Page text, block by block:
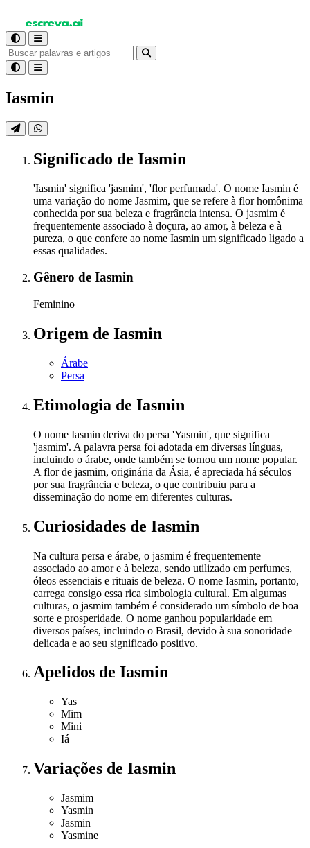
Iasmin
Significado de Iasmin
'Iasmin' significa 'jasmim', 'flor perfumada'. O nome Iasmin é
uma variação do nome Jasmim, que se refere à flor homônima
conhecida por sua beleza e fragrância intensa. O jasmim é
frequentemente associado à doçura, ao amor, à beleza e à
pureza, o que confere ao nome Iasmin um significado ligado a
essas qualidades.
Gênero de Iasmin
Feminino
Origem de Iasmin
Árabe
Persa
Etimologia de Iasmin
O nome Iasmin deriva do persa 'Yasmin', que significa
'jasmim'. A palavra persa foi adotada em diversas línguas,
incluindo o árabe, onde também se tornou um nome popular.
A flor de jasmim, originária da Ásia, é apreciada há séculos
por sua fragrância e beleza, o que contribuiu para a
disseminação do nome em diferentes culturas.
Curiosidades de Iasmin
Na cultura persa e árabe, o jasmim é frequentemente
associado ao amor e à beleza, sendo utilizado em perfumes,
óleos essenciais e rituais de beleza. O nome Iasmin, portanto,
carrega consigo essa rica simbologia cultural. Em algumas
culturas, o jasmim também é considerado um símbolo de boa
sorte e prosperidade. O nome ganhou popularidade em
diversos países, incluindo o Brasil, devido à sua sonoridade
delicada e ao seu significado positivo.
Apelidos de Iasmin
Yas
Mim
Mini
Iá
Variações de Iasmin
Jasmim
Yasmin
Jasmin
Yasmine